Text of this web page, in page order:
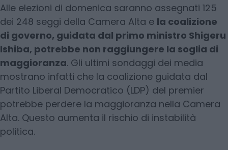
Alle elezioni di domenica saranno assegnati 125
dei 248 seggi della Camera Alta e la coalizione
di governo, guidata dal primo ministro Shigeru
Ishiba, potrebbe non raggiungere la soglia di
maggioranza. Gli ultimi sondaggi dei media
mostrano infatti che la coalizione guidata dal
Partito Liberal Democratico (LDP) del premier
potrebbe perdere la maggioranza nella Camera
Alta. Questo aumenta il rischio di instabilità
politica.